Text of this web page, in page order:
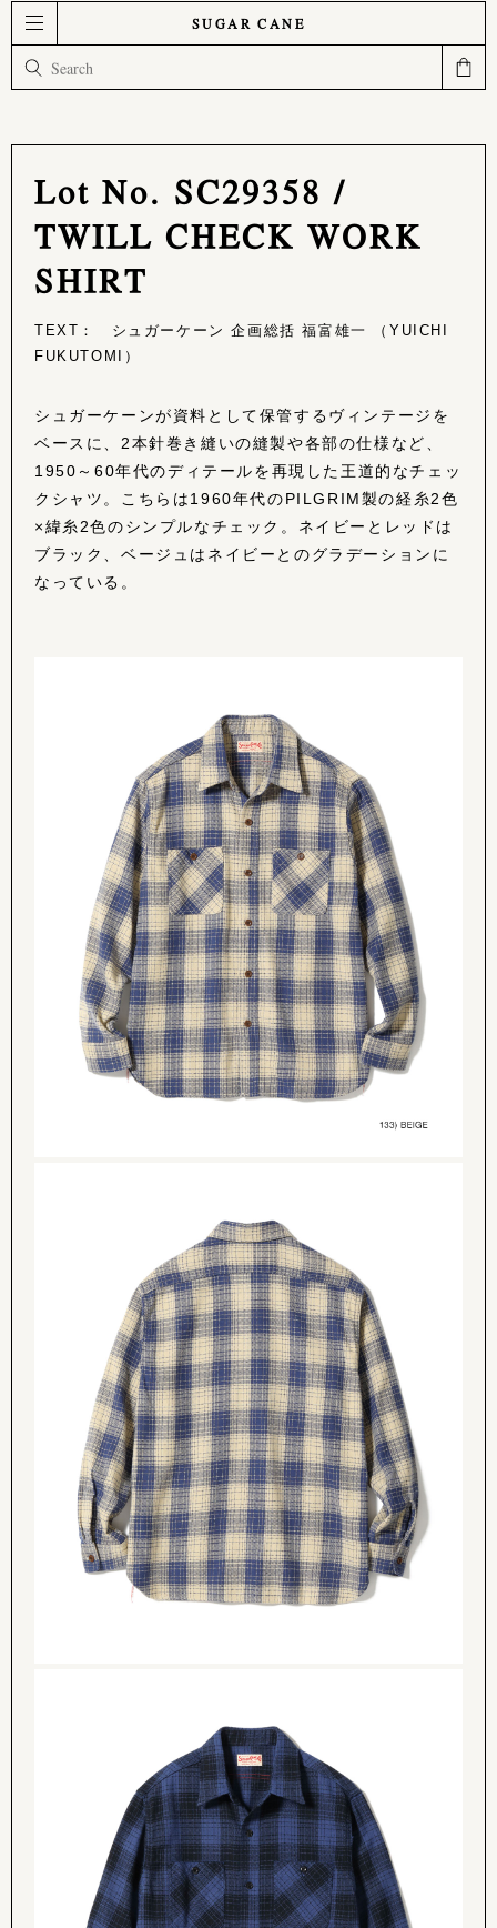
SUGAR CANE
Lot No. SC29358 /
TWILL CHECK WORK
SHIRT
TEXT： シュガーケーン 企画総括 福富雄一 （YUICHI
FUKUTOMI）
シュガーケーンが資料として保管するヴィンテージを
ベースに、2本針巻き縫いの縫製や各部の仕様など、
1950～60年代のディテールを再現した王道的なチェッ
クシャツ。こちらは1960年代のPILGRIM製の経糸2色
×緯糸2色のシンプルなチェック。ネイビーとレッドは
ブラック、ベージュはネイビーとのグラデーションに
なっている。